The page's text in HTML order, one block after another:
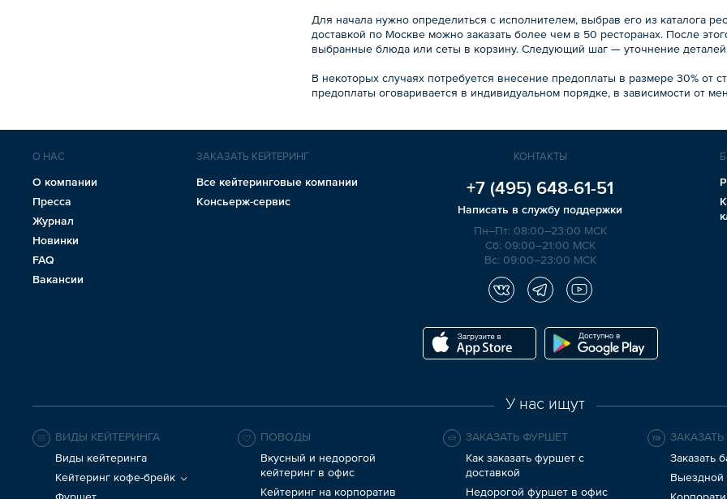
Для начала нужно определиться с исполнителем, выбрав его из каталога
доставкой по Москве можно заказать более чем в 50 ресторанах. После
выбранные блюда или сеты в корзину. Следующий шаг — уточнение деталей
В некоторых случаях потребуется внесение предоплаты в размере 30% от
предоплаты оговаривается в индивидуальном порядке, в зависимости от
О НАС
О компании
Пресса
Журнал
Новинки
FAQ
Вакансии
ЗАКАЗАТЬ КЕЙТЕРИНГ
Все кейтеринговые компании
Консьерж-сервис
КОНТАКТЫ
+7 (495) 648-61-51
Написать в службу поддержки
Пн–Пт: 08:00–23:00 МСК
Сб: 09:00–21:00 МСК
Вс: 09:00–23:00 МСК
У нас ищут
ВИДЫ КЕЙТЕРИНГА
Виды кейтеринга
Кейтеринг кофе-брейк
Фуршет
ПОВОДЫ
Вкусный и недорогой
кейтеринг в офис
Кейтеринг на корпоратив
ЗАКАЗАТЬ ФУРШЕТ
Как заказать фуршет с
доставкой
Недорогой фуршет в офис
Заказать
Выездной